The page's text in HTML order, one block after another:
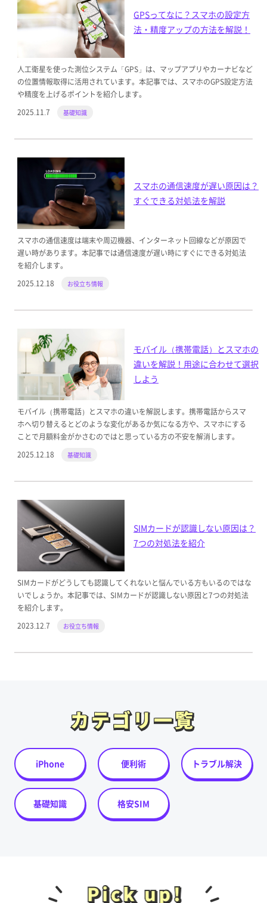
GPSってなに？スマホの設定方
法・精度アップの方法を解説！
人工衛星を使った測位システム「GPS」は、マップアプリやカーナビなど
の位置情報取得に活用されています。本記事では、スマホのGPS設定方法
や精度を上げるポイントを紹介します。
2025.11.7
基礎知識
スマホの通信速度が遅い原因は？
すぐできる対処法を解説
スマホの通信速度は端末や周辺機器、インターネット回線などが原因で
遅い時があります。本記事では通信速度が遅い時にすぐにできる対処法
を紹介します。
2025.12.18
お役立ち情報
モバイル（携帯電話）とスマホの
違いを解説！用途に合わせて選択
しよう
モバイル（携帯電話）とスマホの違いを解説します。携帯電話からスマ
ホへ切り替えるとどのような変化があるか気になる方や、スマホにする
ことで月額料金がかさむのではと思っている方の不安を解消します。
2025.12.18
基礎知識
SIMカードが認識しない原因は？
7つの対処法を紹介
SIMカードがどうしても認識してくれないと悩んでいる方もいるのではな
いでしょうか。本記事では、SIMカードが認識しない原因と7つの対処法
を紹介します。
2023.12.7
お役立ち情報
カテゴリ一覧
カテゴリ一覧
iPhone 便利術 トラブル解決
基礎知識 格安SIM